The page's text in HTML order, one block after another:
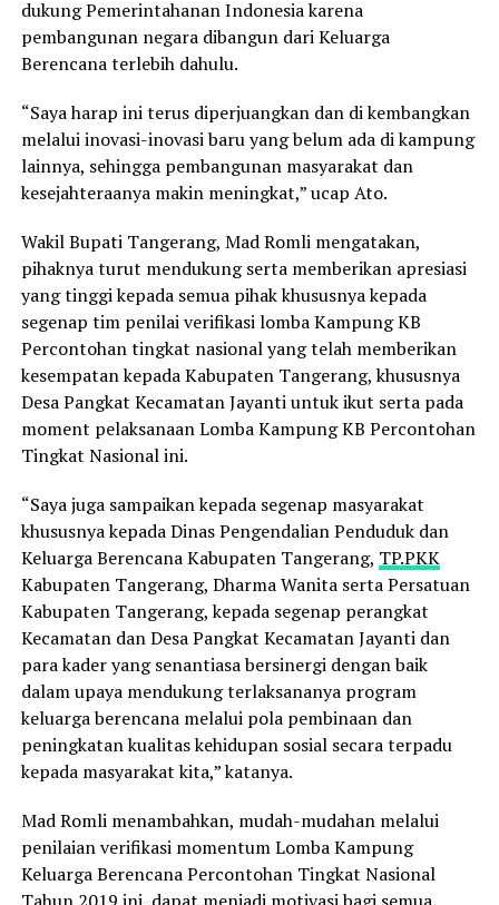
dukung Pemerintahanan Indonesia karena
pembangunan negara dibangun dari Keluarga
Berencana terlebih dahulu.
“Saya harap ini terus diperjuangkan dan di kembangkan
melalui inovasi-inovasi baru yang belum ada di kampung
lainnya, sehingga pembangunan masyarakat dan
kesejahteraanya makin meningkat,” ucap Ato.
Wakil Bupati Tangerang, Mad Romli mengatakan,
pihaknya turut mendukung serta memberikan apresiasi
yang tinggi kepada semua pihak khususnya kepada
segenap tim penilai verifikasi lomba Kampung KB
Percontohan tingkat nasional yang telah memberikan
kesempatan kepada Kabupaten Tangerang, khususnya
Desa Pangkat Kecamatan Jayanti untuk ikut serta pada
moment pelaksanaan Lomba Kampung KB Percontohan
Tingkat Nasional ini.
“Saya juga sampaikan kepada segenap masyarakat
khususnya kepada Dinas Pengendalian Penduduk dan
Keluarga Berencana Kabupaten Tangerang, TP.PKK
Kabupaten Tangerang, Dharma Wanita serta Persatuan
Kabupaten Tangerang, kepada segenap perangkat
Kecamatan dan Desa Pangkat Kecamatan Jayanti dan
para kader yang senantiasa bersinergi dengan baik
dalam upaya mendukung terlaksananya program
keluarga berencana melalui pola pembinaan dan
peningkatan kualitas kehidupan sosial secara terpadu
kepada masyarakat kita,” katanya.
Mad Romli menambahkan, mudah-mudahan melalui
penilaian verifikasi momentum Lomba Kampung
Keluarga Berencana Percontohan Tingkat Nasional